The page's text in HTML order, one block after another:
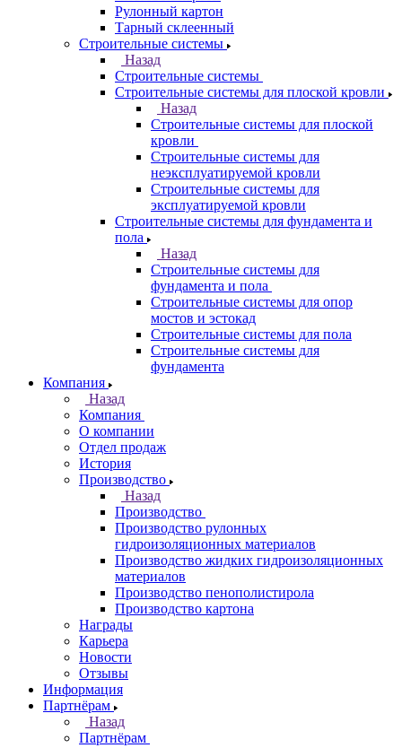
Рулонный картон
Тарный склеенный
Строительные системы
Назад
Строительные системы
Строительные системы для плоской кровли
Назад
Строительные системы для плоской
кровли
Строительные системы для
неэксплуатируемой кровли
Строительные системы для
эксплуатируемой кровли
Строительные системы для фундамента и
пола
Назад
Строительные системы для
фундамента и пола
Строительные системы для опор
мостов и эстокад
Строительные системы для пола
Строительные системы для
фундамента
Компания
Назад
Компания
О компании
Отдел продаж
История
Производство
Назад
Производство
Производство рулонных
гидроизоляционных материалов
Производство жидких гидроизоляционных
материалов
Производство пенополистирола
Производство картона
Награды
Карьера
Новости
Отзывы
Информация
Партнёрам
Назад
Партнёрам